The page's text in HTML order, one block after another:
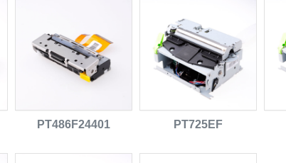
PT486F24401 PT725EF